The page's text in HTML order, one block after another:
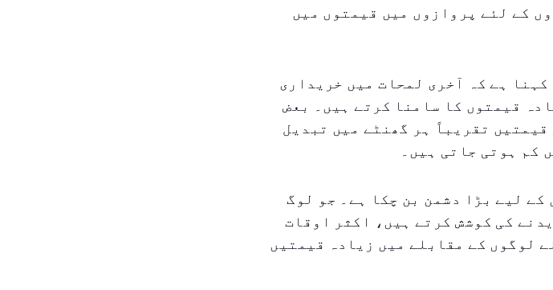
کے لئے پروازوں میں قیمتوں میں
ہے کہ آخری لمحات میں خریداری
قیمتوں کا سامنا کرتے ہیں۔ بعض
تقریباً ہر گھنٹے میں تبدیل
کم ہوتی جاتی ہیں۔
لیے بڑا دشمن بن چکا ہے۔ جو لوگ
کی کوشش کرتے ہیں، اکثر اوقات
لوگوں کے مقابلے میں زیادہ قیمتیں